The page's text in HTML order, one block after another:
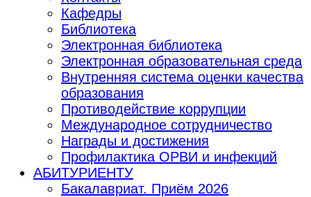
Кафедры
Библиотека
Электронная библиотека
Электронная образовательная среда
Внутренняя система оценки качества
образования
Противодействие коррупции
Международное сотрудничество
Награды и достижения
Профилактика ОРВИ и инфекций
АБИТУРИЕНТУ
Бакалавриат. Приём 2026